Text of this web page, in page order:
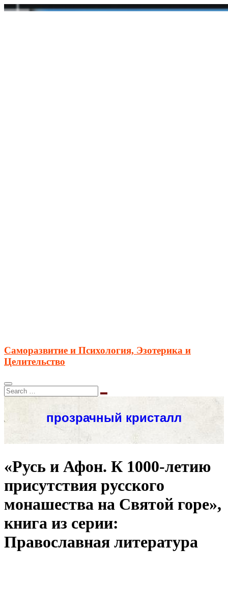
Саморазвитие и Психология, Эзотерика и
Целительство
«Русь и Афон. К 1000-летию
присутствия русского
монашества на Святой горе»,
книга из серии:
Православная литература